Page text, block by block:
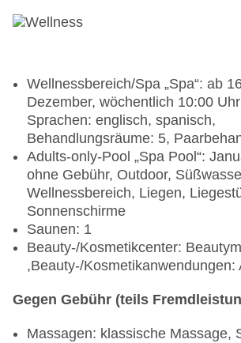
Wellnessbereich/Spa „Spa“: ab
Dezember, wöchentlich 10:00
Sprachen: englisch, spanisch,
Behandlungsräume: 5,
Adults-only-Pool „Spa Pool“:
ohne Gebühr, Outdoor,
Wellnessbereich, Liegen,
Sonnenschirme
Saunen: 1
Beauty-/Kosmetikcenter:
,Beauty-/Kosmetikanwendungen:
Gegen Gebühr (teils
Massagen: klassische Massage,